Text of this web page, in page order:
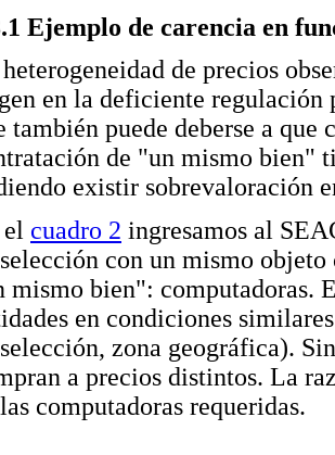
Ejemplo de carencia en
de precios
en la deficiente
también puede deberse a que
de "un mismo bien"
existir sobrevaloración
cuadro 2 ingresamos al
con un mismo
mismo bien": computadoras.
en condiciones
zona geográfica).
a precios distintos. La
computadoras requeridas.